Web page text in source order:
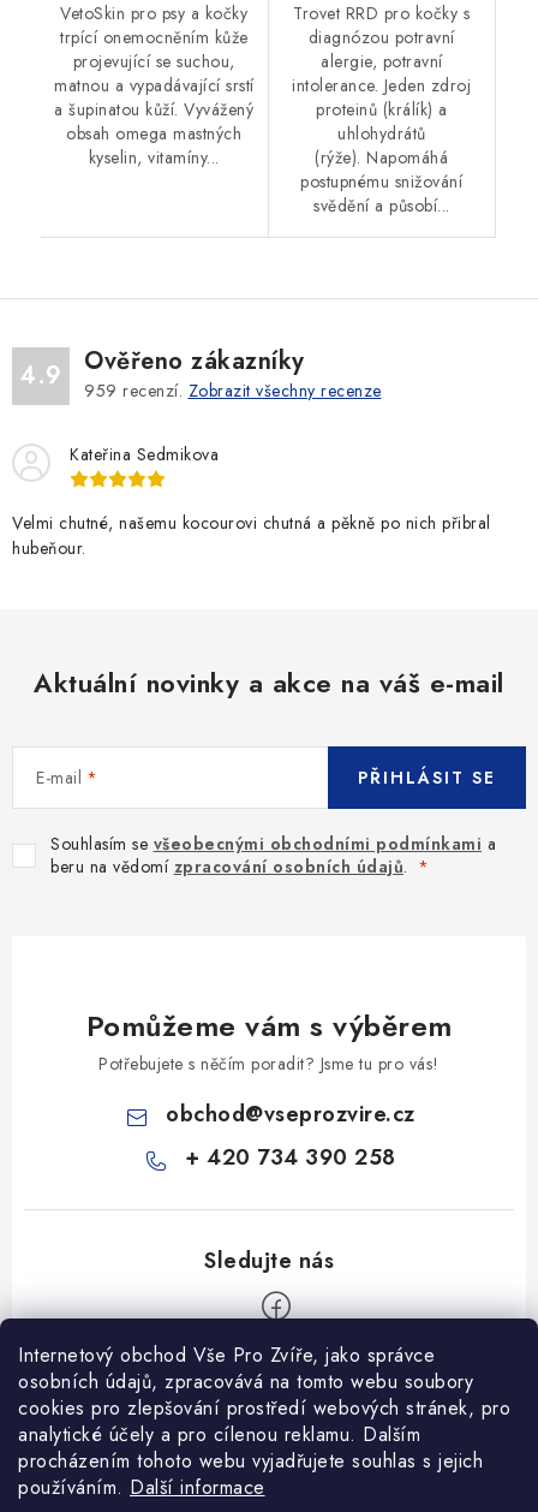
Internetový obchod Vše Pro Zvíře, jako správce
osobních údajů, zpracovává na tomto webu soubory
cookies pro zlepšování prostředí webových stránek, pro
analytické účely a pro cílenou reklamu. Dalším
procházením tohoto webu vyjadřujete souhlas s jejich
používáním. Další informace
VetoSkin pro psy a kočky
trpící onemocněním kůže
projevující se suchou,
matnou a vypadávající srstí
a šupinatou kůží. Vyvážený
obsah omega mastných
kyselin, vitamíny...
Trovet RRD pro kočky s
diagnózou potravní
alergie, potravní
intolerance. Jeden zdroj
proteinů (králík) a
uhlohydrátů
(rýže). Napomáhá
postupnému snižování
svědění a působí...
4.9 Ověřeno zákazníky
959 recenzí. Zobrazit všechny recenze
Kateřina Sedmikova
Velmi chutné, našemu kocourovi chutná a pěkně po nich přibral
hubeňour.
Aktuální novinky a akce na váš e-mail
E-mail
Souhlasím se všeobecnými obchodními podmínkami a
beru na vědomí zpracování osobních údajů.
PŘIHLÁSIT SE
Pomůžeme vám s výběrem
Potřebujete s něčím poradit? Jsme tu pro vás!
obchod@vseprozvire.cz
+ 420 734 390 258
Informace pro Vás
Ceník dopravy